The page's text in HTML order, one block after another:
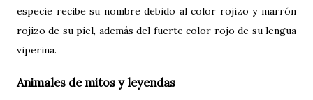
especie recibe su nombre debido al color rojizo y marrón
rojizo de su piel, además del fuerte color rojo de su lengua
viperina.
Animales de mitos y leyendas